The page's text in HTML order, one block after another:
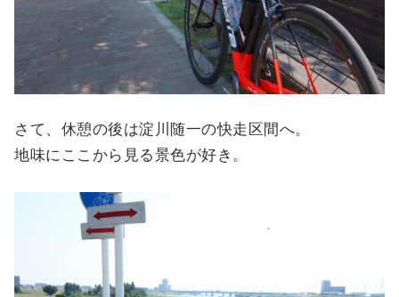
さて、休憩の後は淀川随一の快走区間へ。
地味にここから見る景色が好き。